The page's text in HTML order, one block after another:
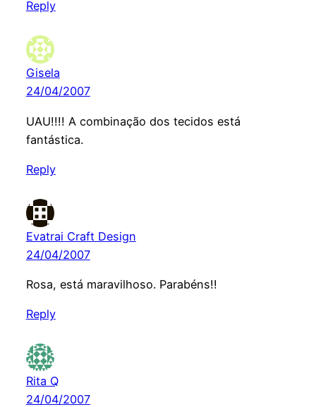
Reply
Gisela
24/04/2007
UAU!!!! A combinação dos tecidos está
fantástica.
Reply
Evatrai Craft Design
24/04/2007
Rosa, está maravilhoso. Parabéns!!
Reply
Rita Q
24/04/2007